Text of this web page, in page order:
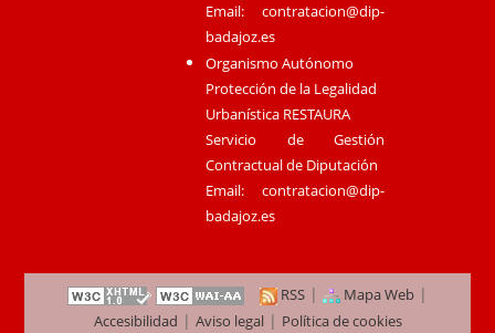
Email:contratacion@dip-
badajoz.es
Organismo Autónomo
Protección de la Legalidad
Urbanística RESTAURA
Servicio de Gestión
Contractual de Diputación
Email:contratacion@dip-
badajoz.es
RSS | Mapa Web |
Accesibilidad | Aviso legal| Política de cookies